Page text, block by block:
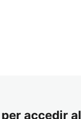
accedir al